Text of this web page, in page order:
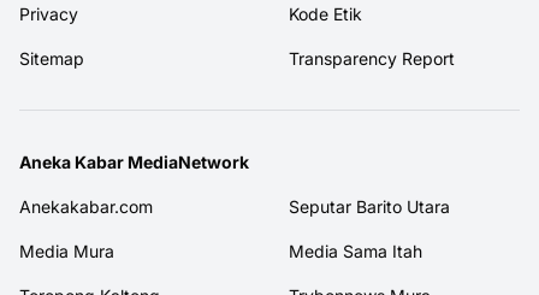
Privacy Kode Etik
Sitemap Transparency Report
Aneka Kabar MediaNetwork
Anekakabar.com Seputar Barito Utara
Media Mura Media Sama Itah